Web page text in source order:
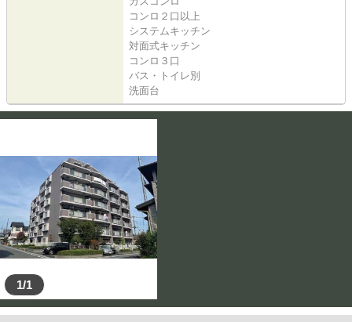
コンロ２口以上
システムキッチン
対面式キッチン
コンロ３口
バス・トイレ別
洗面台
1/1